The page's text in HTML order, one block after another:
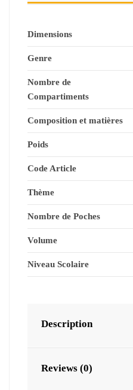
Dimensions
Genre
Nombre de
Compartiments
Composition et matières
Poids
Code Article
Thème
Nombre de Poches
Volume
Niveau Scolaire
Description
Reviews (0)